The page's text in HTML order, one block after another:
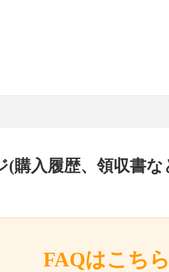
(購入履歴、領収書な
FAQはこちら